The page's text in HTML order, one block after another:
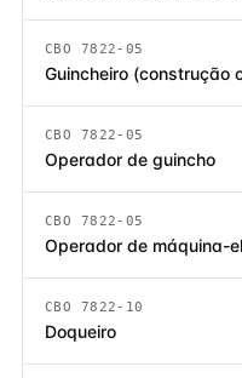
CBO 7822-05
Guincheiro (construção
CBO 7822-05
Operador de guincho
CBO 7822-05
Operador de máquina-
CBO 7822-10
Doqueiro